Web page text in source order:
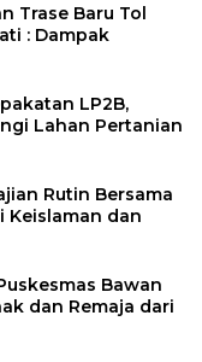
Trase Baru Tol
: Dampak
LP2B,
Lahan Pertanian
Rutin Bersama
Keislaman dan
Bawan
dan Remaja dari